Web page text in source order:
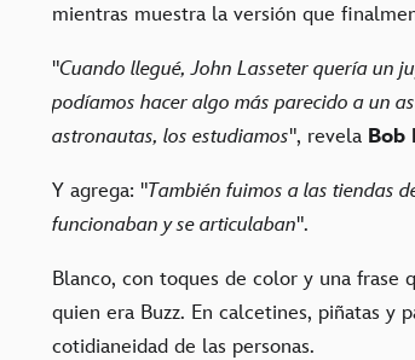
mientras muestra la versión que
"Cuando llegué, John Lasseter quería un
podíamos hacer algo más parecido a un
astronautas, los estudiamos", revela Bob
Y agrega: "También fuimos a las tiendas
funcionaban y se articulaban".
Blanco, con toques de color y una frase
quien era Buzz. En calcetines, piñatas y
cotidianeidad de las personas.